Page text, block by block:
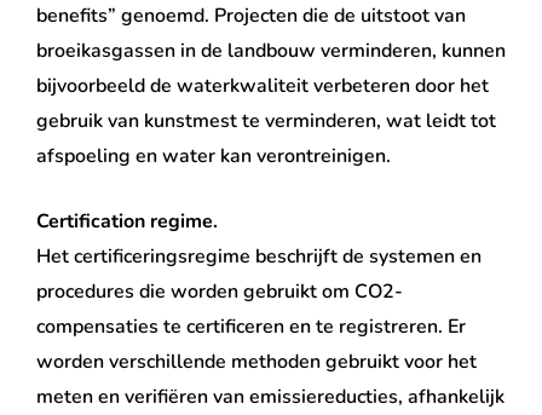
benefits” genoemd. Projecten die de uitstoot van
broeikasgassen in de landbouw verminderen, kunnen
bijvoorbeeld de waterkwaliteit verbeteren door het
gebruik van kunstmest te verminderen, wat leidt tot
afspoeling en water kan verontreinigen.
Certification regime.
Het certificeringsregime beschrijft de systemen en
procedures die worden gebruikt om CO2-
compensaties te certificeren en te registreren. Er
worden verschillende methoden gebruikt voor het
meten en verifiëren van emissiereducties, afhankelijk